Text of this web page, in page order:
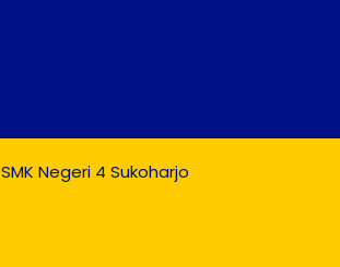
SMK Negeri 4 Sukoharjo